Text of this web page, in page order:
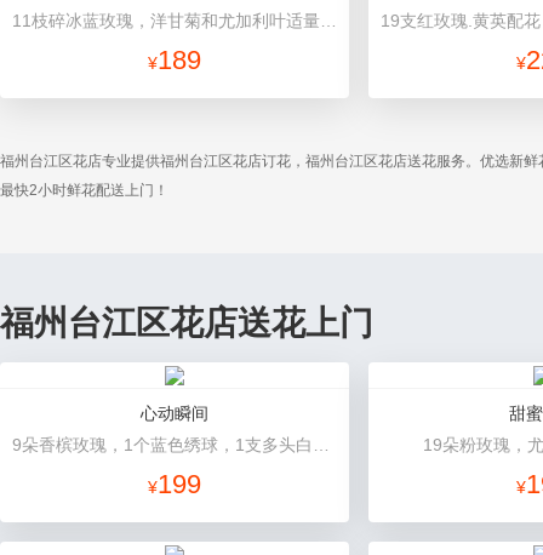
¥189 ¥
福州台江区花店专业提供福州台江区花店订花，福州台江区花店送花服务。优选新
最快2小时鲜花配送上门！
福州台江区花店送花上门
心动瞬间
¥199
甜
19朵粉玫瑰，
¥